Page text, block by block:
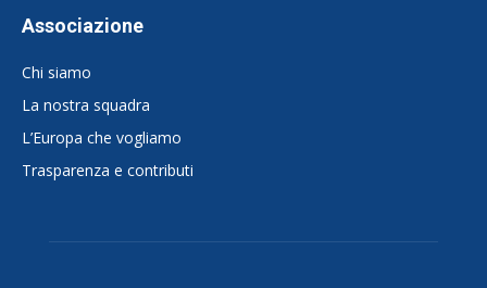
Associazione
Chi siamo
La nostra squadra
L’Europa che vogliamo
Trasparenza e contributi